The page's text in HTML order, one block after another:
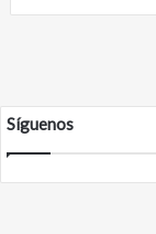
Síguenos